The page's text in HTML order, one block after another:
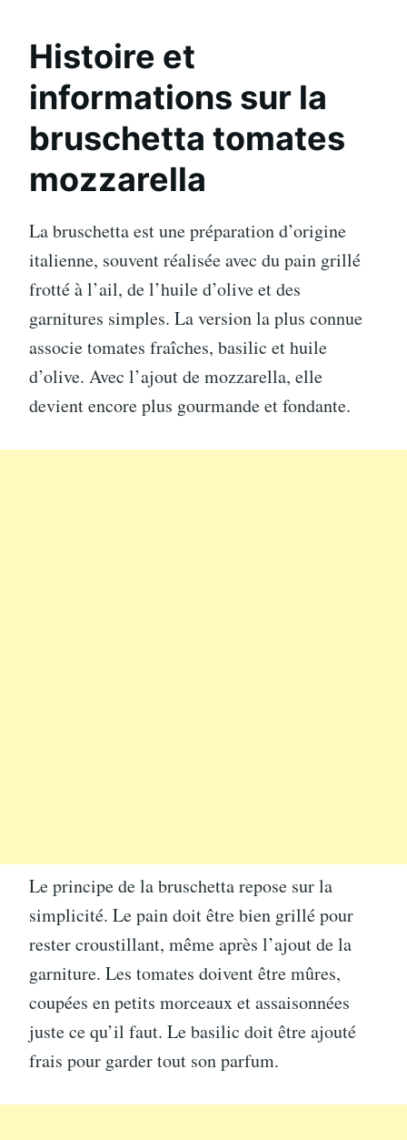
Histoire et
informations sur la
bruschetta tomates
mozzarella
La bruschetta est une préparation d’origine
italienne, souvent réalisée avec du pain grillé
frotté à l’ail, de l’huile d’olive et des
garnitures simples. La version la plus connue
associe tomates fraîches, basilic et huile
d’olive. Avec l’ajout de mozzarella, elle
devient encore plus gourmande et fondante.
Le principe de la bruschetta repose sur la
simplicité. Le pain doit être bien grillé pour
rester croustillant, même après l’ajout de la
garniture. Les tomates doivent être mûres,
coupées en petits morceaux et assaisonnées
juste ce qu’il faut. Le basilic doit être ajouté
frais pour garder tout son parfum.